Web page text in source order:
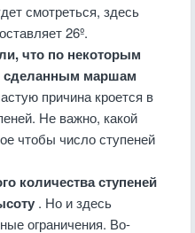
смотреться, здесь
26º.
что по некоторым
сделанным маршам
причина кроется в
Не важно, какой
чтобы число ступеней
количества ступеней
. Но и здесь
ограничения. Во-